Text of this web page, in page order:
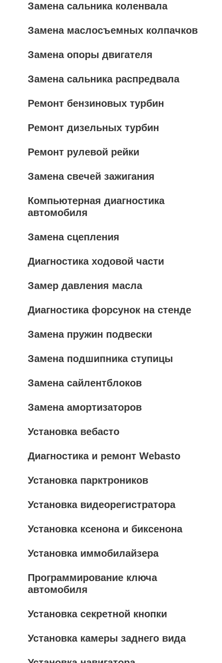
Замена сальника коленвала
Замена маслосъемных колпачков
Замена опоры двигателя
Замена сальника распредвала
Ремонт бензиновых турбин
Ремонт дизельных турбин
Ремонт рулевой рейки
Замена свечей зажигания
Компьютерная диагностика
автомобиля
Замена сцепления
Диагностика ходовой части
Замер давления масла
Диагностика форсунок на стенде
Замена пружин подвески
Замена подшипника ступицы
Замена сайлентблоков
Замена амортизаторов
Установка вебасто
Диагностика и ремонт Webasto
Установка парктроников
Установка видеорегистратора
Установка ксенона и биксенона
Установка иммобилайзера
Программирование ключа
автомобиля
Установка секретной кнопки
Установка камеры заднего вида